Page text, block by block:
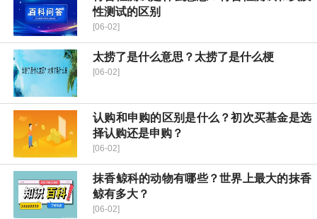
性测试的区别
[06-02]
太捞了是什么意思？太捞了是什么梗
[06-02]
认购和申购的区别是什么？初次买基金是选
择认购还是申购？
[06-02]
抹香鲸科的动物有哪些？世界上最大的抹香
鲸有多大？
[06-02]